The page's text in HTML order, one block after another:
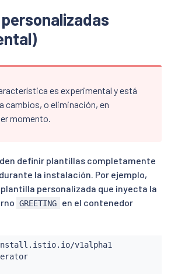
es experimental y está
cambios, o eliminación, en
momento.
definir plantillas completamente
la instalación. Por ejemplo,
personalizada que inyecta la
GREETING en el contenedor
install.istio.io/v1alpha1
IstioOperator